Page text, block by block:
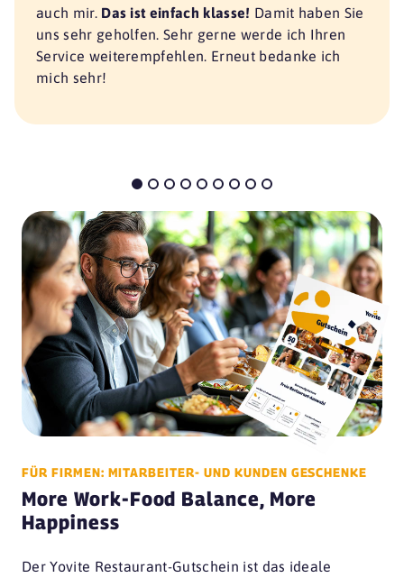
auch mir. Das ist einfach klasse! Damit haben Sie
uns sehr geholfen. Sehr gerne werde ich Ihren
Service weiterempfehlen. Erneut bedanke ich
mich sehr!
FÜR FIRMEN: MITARBEITER- UND KUNDEN GESCHENKE
More Work-Food Balance, More
Happiness
Der Yovite Restaurant-Gutschein ist das ideale